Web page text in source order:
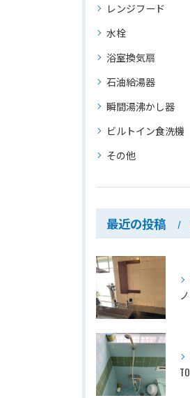
レンジフード
水栓
浴室換気扇
石油給湯器
瞬間湯沸かし器
ビルトイン食洗機
その他
最近の投稿